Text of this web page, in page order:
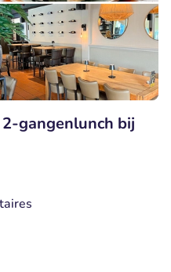
gangenlunch bij